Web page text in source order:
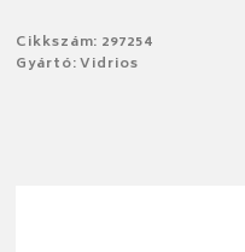
Cikkszám: 297254
Gyártó: Vidrios